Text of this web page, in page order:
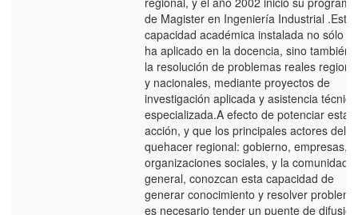
de Magister en Ingeniería Industrial .Esta
capacidad académica instalada no sólo se
ha aplicado en la docencia, sino también
la resolución de problemas reales
y nacionales, mediante proyectos de
investigación aplicada y asistencia técnica
especializada.A efecto de potenciar esta
acción, y que los principales actores del
quehacer regional: gobierno, empresas,
organizaciones sociales, y la comunidad
general, conozcan esta capacidad de
generar conocimiento y resolver
es necesario tender un puente de